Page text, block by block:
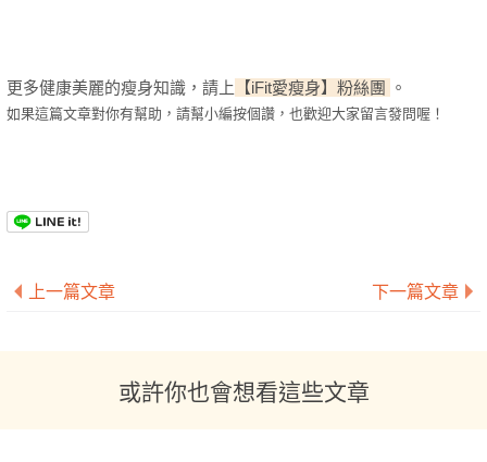
更多健康美麗的瘦身知識， 請上 【iFit愛瘦身】粉絲團 。
如果這篇文章對你有幫助，請幫小編按個讚，也歡迎大家留言發問喔！
上一篇文章 下一篇文章
或許你也會想看這些文章